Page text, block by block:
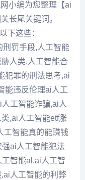
小编为您整理【ai
长尾关键词。
下这些：
刑罚手段,人工智能
人类,人工智能合
犯罪的刑法思考,ai
能违反伦理ai人工
工智能诈骗,ai人
,ai人工智能etf涨
工智能真的能赚钱
ai人工智能犯法
智能al,ai人工智
人工智能的利弊